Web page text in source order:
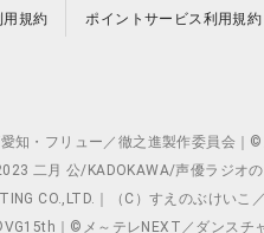
用規約 ポイントサービス利用規約
・フリュー／徹之進製作委員会｜©
二月 公/KADOKAWA/声優ラジオ
CO.,LTD.｜（C）すえのぶけいこ
｜©メ～テレNEXT／ダンスチ